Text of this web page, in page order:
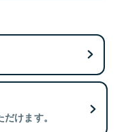
けます。